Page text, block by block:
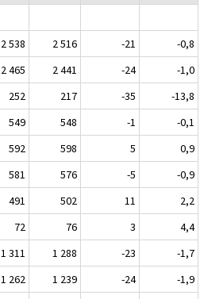
2 538 2 516 -21
-0,8
2 465 2 441 -24
-1,0
252 217 -35
-13,8
549 548 -1
-0,1
592 598 5
0,9
581 576 -5
-0,9
491 502 11
2,2
72 76 3
4,4
1 311 1 288 -23
-1,7
1 262 1 239 -24
-1,9